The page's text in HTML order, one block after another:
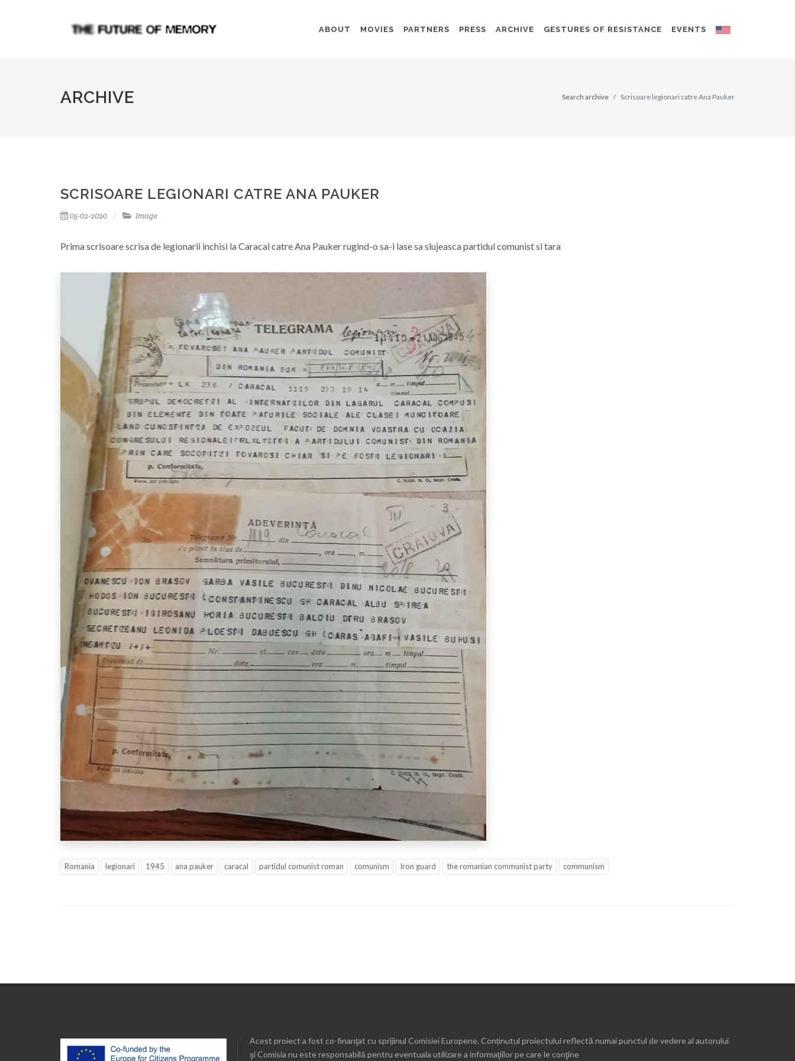
ABOUT MOVIES PARTNERS PRESS ARCHIVE GESTURES OF RESISTANCE EVENTS
ARCHIVE Search archive Scrisoare legionari catre Ana Pauker
SCRISOARE LEGIONARI CATRE ANA PAUKER
05-02-2020 Image
Prima scrisoare scrisa de legionarii inchisi la Caracal catre Ana Pauker rugind-o sa-i lase sa slujeasca partidul comunist si tara
Romania legionari 1945 ana pauker caracal partidul comunist roman comunism Iron guard the romanian communist party communism
Acest proiect a fost co-finanţat cu sprijinul Comisiei Europene. Conținutul proiectului reflectă numai punctul de vedere al autorului
şi Comisia nu este responsabilă pentru eventuala utilizare a informaţiilor pe care le conţine